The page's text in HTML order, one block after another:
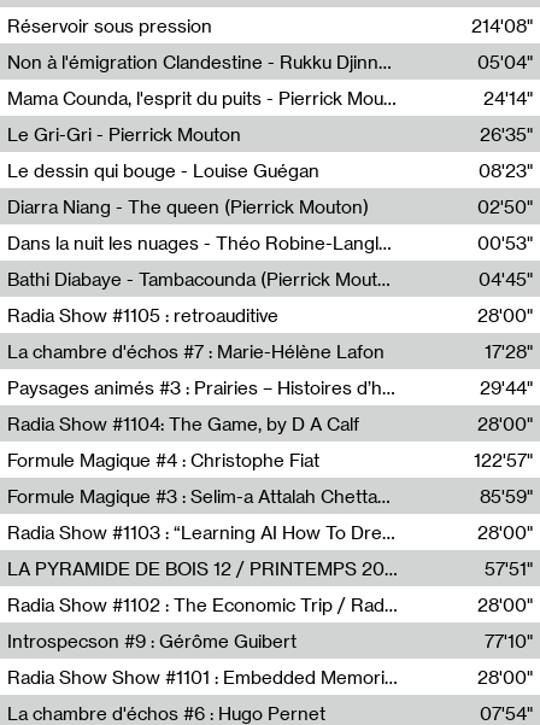
Pierrick Mouton,Simb Gaïdé
Réservoir sous pression
214'08"
Non à l'émigration Clandestine - Rukku Djinne Squad (Eden Tinto Collins)
Eden Tinto Collins,Rukku Djinne
05'04"
Mama Counda, l'esprit du puits - Pierrick Mouton
Pierrick Mouton
24'14"
Le Gri-Gri - Pierrick Mouton
Pierrick Mouton
26'35"
Le dessin qui bouge - Louise Guégan
Louise Guégan
08'23"
Diarra Niang - The queen (Pierrick Mouton)
Pierrick Mouton,Diarra Niang
02'50"
Dans la nuit les nuages - Théo Robine-Langlois
Théo Robine-Langlois,LD Beat
00'53"
Bathi Diabaye - Tambacounda (Pierrick Mouton)
Pierrick Mouton,Bathi Diabaye
04'45"
Radia Show #1105 : retroauditive
Soundart Radio
28'00"
La chambre d'échos #7 : Marie-Hélène Lafon
Revue Les Chambres,Marie-Hélène Lafon
17'28"
Paysages animés #3 : Prairies – Histoires d’herbes et d’humains
Anne Simon
29'44"
Radia Show #1104: The Game, by D A Calf
Radio One NZ
28'00"
Formule Magique #4 : Christophe Fiat
Nathalie Lacroix
122'57"
Formule Magique #3 : Selim-a Attalah Chettaoui
Nathalie Lacroix,Selim-a Attalah Chettaoui
85'59"
Radia Show #1103 : “Learning AI How To Dream” by Sebastian Dingens (Radio Campus Bruxelles)
Radio Campus Bruxelles
28'00"
LA PYRAMIDE DE BOIS 12 / PRINTEMPS 2026
Sammy Stein
57'51"
Radia Show #1102 : The Economic Trip / Radio Grenouille
Radio Grenouille
28'00"
Introspecson #9 : Gérôme Guibert
Pierre Henry,Gérôme Guibert
77'10"
Radia Show Show #1101 : Embedded Memories by Jimmy Peggie / radioart106
Jimmy Peggie,radioart106
28'00"
La chambre d'échos #6 : Hugo Pernet
07'54"